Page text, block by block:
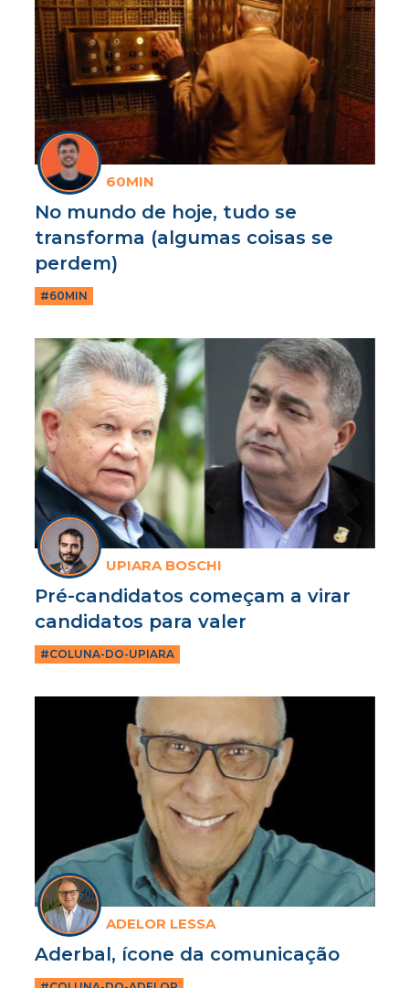
60MIN
No mundo de hoje, tudo se
transforma (algumas coisas se
perdem)
#60MIN
UPIARA BOSCHI
Pré-candidatos começam a virar
candidatos para valer
#COLUNA-DO-UPIARA
ADELOR LESSA
Aderbal, ícone da comunicação